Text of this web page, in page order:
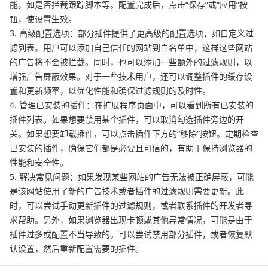
能，如是否拦截跟踪脚本等。配置完成后，点击“保存”或“应用”按
钮，使设置生效。
3. 高级配置选项：部分插件提供了更高级的配置选项，如自定义过
滤列表。用户可以添加自己信任的网站到白名单中，这样这些网站
的广告将不会被拦截。同时，也可以添加一些额外的过滤规则，以
增强广告屏蔽效果。对于一些技术用户，还可以调整插件的缓存设
置和更新频率，以优化性能和确保过滤规则的及时性。
4. 管理已安装的插件：在扩展程序页面中，可以看到所有已安装的
插件列表。如果想要禁用某个插件，可以取消勾选插件旁边的开
关。如果想要卸载插件，可以点击插件下方的“移除”按钮。定期检查
已安装的插件，确保它们都是必要且可信的，有助于保持浏览器的
性能和安全性。
5. 解决常见问题：如果发现某些网站的广告无法被正确屏蔽，可能
是该网站使用了新的广告技术或者插件的过滤规则需要更新。此
时，可以尝试手动更新插件的过滤规则，或者联系插件的开发者寻
求帮助。另外，如果浏览器出现卡顿或其他异常情况，可能是由于
插件过多或配置不当导致的。可以尝试禁用部分插件，或者恢复默
认设置，然后重新配置需要的插件。